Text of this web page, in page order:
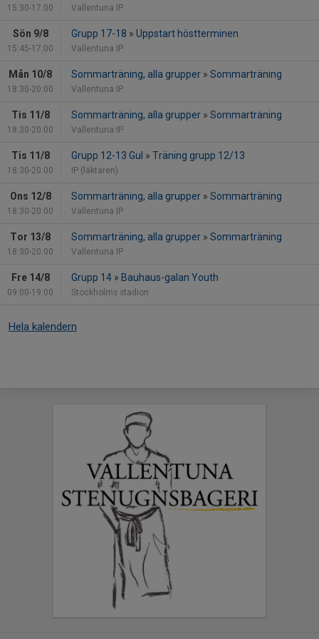
15:30-17:00 Vallentuna IP
Sön 9/8
15:45-17:00
Grupp 17-18 » Uppstart höstterminen
Vallentuna IP
Mån 10/8
18:30-20:00
Sommarträning, alla grupper » Sommarträning
Vallentuna IP
Tis 11/8
18:30-20:00
Sommarträning, alla grupper » Sommarträning
Vallentuna IP
Tis 11/8
18:30-20:00
Grupp 12-13 Gul » Träning grupp 12/13
IP (läktaren)
Ons 12/8
18:30-20:00
Sommarträning, alla grupper » Sommarträning
Vallentuna IP
Tor 13/8
18:30-20:00
Sommarträning, alla grupper » Sommarträning
Vallentuna IP
Fre 14/8
09:00-19:00
Grupp 14 » Bauhaus-galan Youth
Stockholms stadion
Hela kalendern